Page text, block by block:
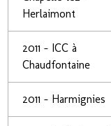
Herlaimont
2011 - ICC à
Chaudfontaine
2011 - Harmignies